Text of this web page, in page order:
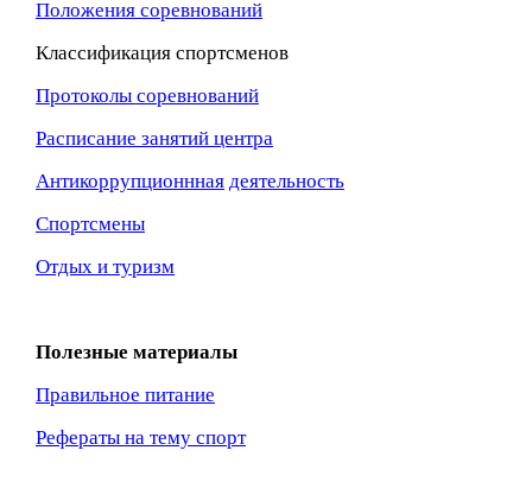
Положения соревнований
Классификация спортсменов
Протоколы соревнований
Расписание занятий центра
Антикоррупционнная деятельность
Спортсмены
Отдых и туризм
Полезные материалы
Правильное питание
Рефераты на тему спорт